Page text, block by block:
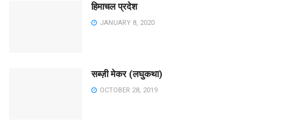
हिमाचल प्रदेश
JANUARY 8, 2020
सब्ज़ी मेकर (लघुकथा)
OCTOBER 28, 2019